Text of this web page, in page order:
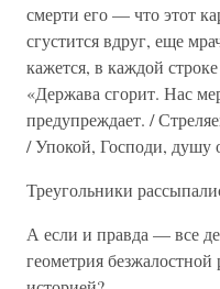
смерти его — что этот
сгустится вдруг, еще
кажется, в каждой
«Держава сгорит. Нас
предупреждает. /
/ Упокой, Господи, душу
Треугольники
А если и правда — все
геометрия